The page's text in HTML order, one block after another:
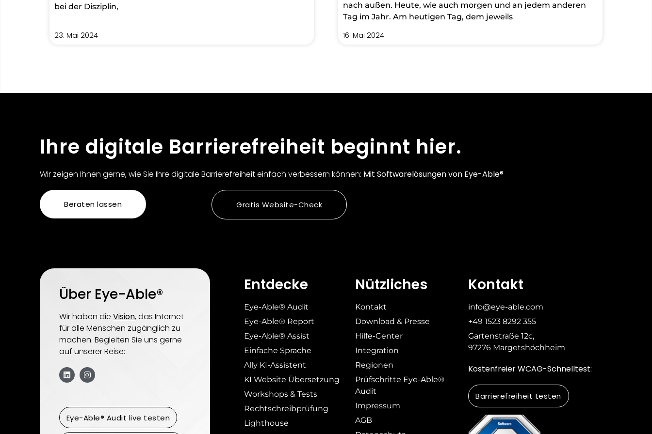
bei der Disziplin,
23. Mai 2024
nach außen. Heute, wie auch morgen und an jedem anderen
Tag im Jahr. Am heutigen Tag, dem jeweils
16. Mai 2024
Ihre digitale Barrierefreiheit beginnt hier.
Wir zeigen Ihnen gerne, wie Sie Ihre digitale Barrierefreiheit einfach verbessern können: Mit Softwarelösungen von Eye-Able®
Beraten lassen Gratis Website-Check
Über Eye-Able®
Wir haben die Vision, das Internet
für alle Menschen zugänglich zu
machen. Begleiten Sie uns gerne
auf unserer Reise:
Eye-Able® Audit live testen
Entdecke
Eye-Able® Audit
Eye-Able® Report
Eye-Able® Assist
Einfache Sprache
Ally KI-Assistent
KI Website Übersetzung
Workshops & Tests
Rechtschreibprüfung
Lighthouse
Nützliches
Kontakt
Download & Presse
Hilfe-Center
Integration
Regionen
Prüfschritte Eye-Able®
Audit
Impressum
AGB
Kontakt
info@eye-able.com
+49 1523 8292 355
Gartenstraße 12c,
97276 Margetshöchheim
Kostenfreier WCAG-Schnelltest:
Barrierefreiheit testen